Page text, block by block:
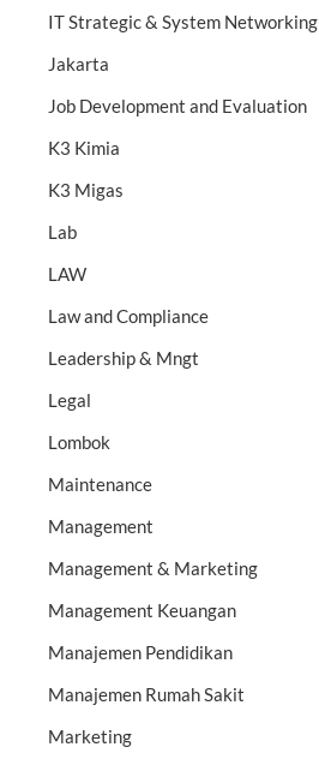
IT Strategic & System Networking
Jakarta
Job Development and Evaluation
K3 Kimia
K3 Migas
Lab
LAW
Law and Compliance
Leadership & Mngt
Legal
Lombok
Maintenance
Management
Management & Marketing
Management Keuangan
Manajemen Pendidikan
Manajemen Rumah Sakit
Marketing